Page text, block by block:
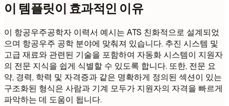
이 템플릿이 효과적인 이유
이 항공우주공학자 이력서 예시는 ATS 친화적으로 설계되었
으며 항공우주 공학 분야에 맞춰져 있습니다. 추진 시스템 및
고급 재료와 관련된 기술을 포함하여 자동화 시스템이 지원자
의 전문 지식을 쉽게 식별할 수 있도록 합니다. 또한, 전문 요
약, 경력, 학력 및 자격증과 같은 명확하게 정의된 섹션이 있는
구조화된 형식은 사람과 기계 모두가 지원자의 자격을 빠르게
파악하는 데 도움이 됩니다.